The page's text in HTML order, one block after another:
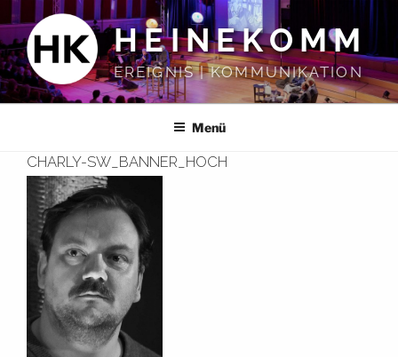
Inhalt
springen
HEINEKOMM
EREIGNIS | KOMMUNIKATION
Menü
CHARLY-SW_BANNER_HOCH